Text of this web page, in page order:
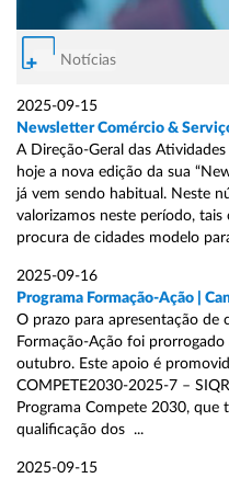
Notícias
2025-09-15
Newsletter Comércio &
A Direção-Geral das
hoje a nova edição da sua
já vem sendo habitual. Neste
valorizamos neste período,
procura de cidades modelo
2025-09-16
Programa Formação-Ação |
O prazo para apresentação de
Formação-Ação foi
outubro. Este apoio é
COMPETE2030-2025-7 –
Programa Compete 2030,
qualificação dos ...
2025-09-15